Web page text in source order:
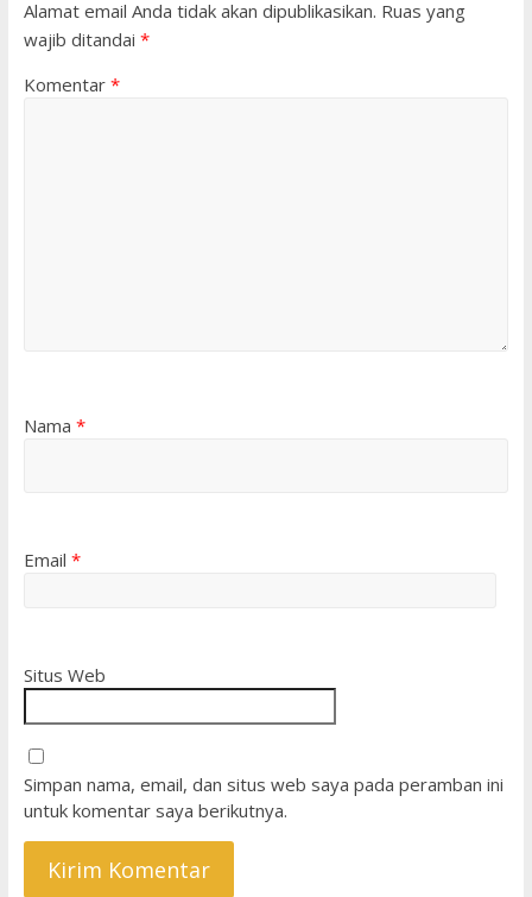
Alamat email Anda tidak akan dipublikasikan. Ruas yang
wajib ditandai *
Komentar *
Nama *
Email *
Situs Web
Simpan nama, email, dan situs web saya pada peramban ini
untuk komentar saya berikutnya.